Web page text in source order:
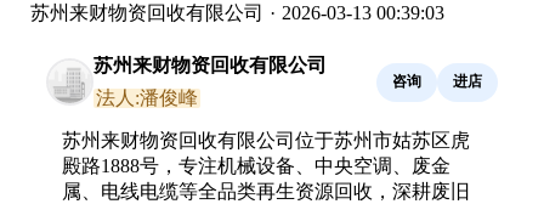
苏州来财物资回收有限公司 · 2026-03-13 00:39:03
苏州来财物资回收有限公司
法人:潘俊峰
咨询 进店
苏州来财物资回收有限公司位于苏州市姑苏区虎
殿路1888号，专注机械设备、中央空调、废金
属、电线电缆等全品类再生资源回收，深耕废旧